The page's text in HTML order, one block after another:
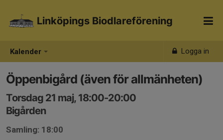
Kalender Logga in
Linköpings Biodlareförening
Öppenbigård (även för allmänheten)
Torsdag 21 maj, 18:00-20:00
Bigården
Samling: 18:00